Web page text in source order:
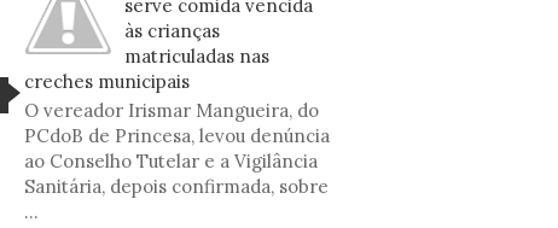
serve comida vencida
às crianças
matriculadas nas
creches municipais
O vereador Irismar Mangueira, do
PCdoB de Princesa, levou denúncia
ao Conselho Tutelar e a Vigilância
Sanitária, depois confirmada, sobre
...